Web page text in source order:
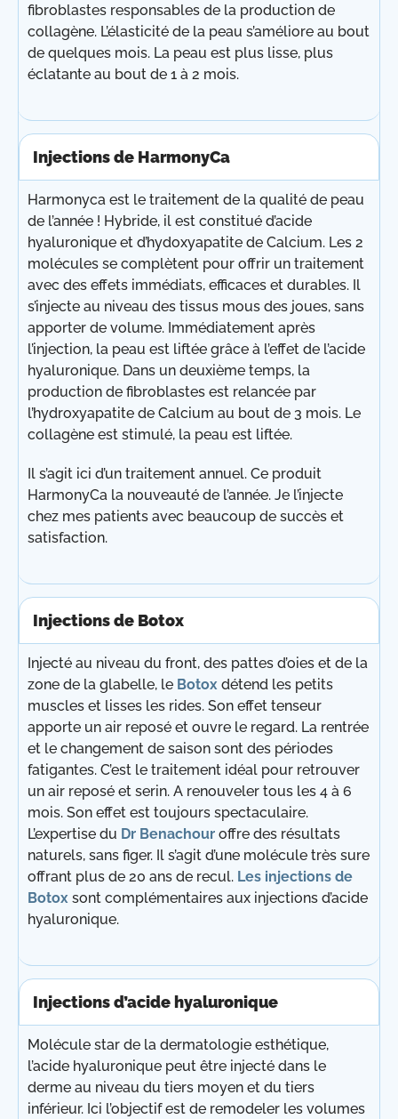
fibroblastes responsables de la production de
collagène. L’élasticité de la peau s’améliore au bout
de quelques mois. La peau est plus lisse, plus
éclatante au bout de 1 à 2 mois.
Injections de HarmonyCa
Harmonyca est le traitement de la qualité de peau
de l’année ! Hybride, il est constitué d’acide
hyaluronique et d’hydoxyapatite de Calcium. Les 2
molécules se complètent pour offrir un traitement
avec des effets immédiats, efficaces et durables. Il
s’injecte au niveau des tissus mous des joues, sans
apporter de volume. Immédiatement après
l’injection, la peau est liftée grâce à l’effet de l’acide
hyaluronique. Dans un deuxième temps, la
production de fibroblastes est relancée par
l’hydroxyapatite de Calcium au bout de 3 mois. Le
collagène est stimulé, la peau est liftée.
Il s’agit ici d’un traitement annuel. Ce produit
HarmonyCa la nouveauté de l’année. Je l’injecte
chez mes patients avec beaucoup de succès et
satisfaction.
Injections de Botox
Injecté au niveau du front, des pattes d’oies et de la
zone de la glabelle, le Botox détend les petits
muscles et lisses les rides. Son effet tenseur
apporte un air reposé et ouvre le regard. La rentrée
et le changement de saison sont des périodes
fatigantes. C’est le traitement idéal pour retrouver
un air reposé et serin. A renouveler tous les 4 à 6
mois. Son effet est toujours spectaculaire.
L’expertise du Dr Benachour offre des résultats
naturels, sans figer. Il s’agit d’une molécule très sure
offrant plus de 20 ans de recul. Les injections de
Botox sont complémentaires aux injections d’acide
hyaluronique.
Injections d’acide hyaluronique
Molécule star de la dermatologie esthétique,
l’acide hyaluronique peut être injecté dans le
derme au niveau du tiers moyen et du tiers
inférieur. Ici l’objectif est de remodeler les volumes